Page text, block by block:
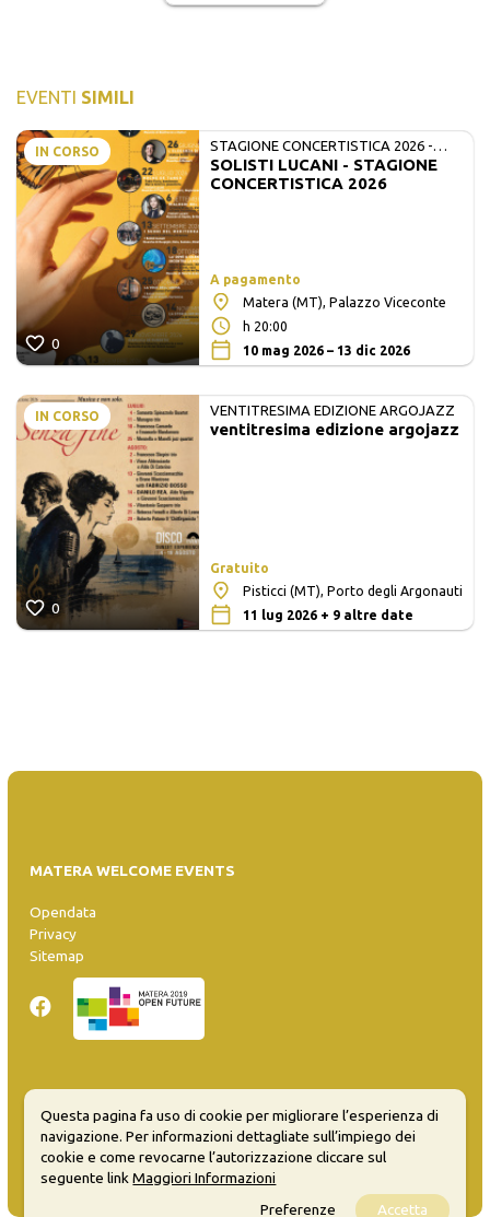
EVENTI SIMILI
IN CORSO
0
STAGIONE CONCERTISTICA 2026 -
MATE E SOLISTI LUCANI
SOLISTI LUCANI - STAGIONE
CONCERTISTICA 2026
A pagamento
Matera (MT), Palazzo Viceconte
h 20:00
10 mag 2026 – 13 dic 2026
IN CORSO
0
VENTITRESIMA EDIZIONE ARGOJAZZ
ventitresima edizione argojazz
Gratuito
Pisticci (MT), Porto degli Argonauti
11 lug 2026 + 9 altre date
MATERA WELCOME EVENTS
Opendata
Privacy
Sitemap
Inserisci evento
Guida
FAQ
info@materaevents.it
Questa pagina fa uso di cookie per migliorare l’esperienza di
navigazione. Per informazioni dettagliate sull’impiego dei
cookie e come revocarne l’autorizzazione cliccare sul
seguente linkMaggiori Informazioni
Preferenze
Accetta